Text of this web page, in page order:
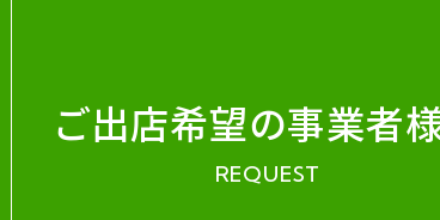
ご出店希望の事業者
REQUEST